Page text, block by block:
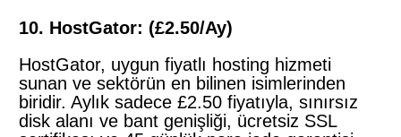
10. HostGator: (£2.50/Ay)
HostGator, uygun fiyatlı hosting hizmeti
sunan ve sektörün en bilinen isimlerinden
biridir. Aylık sadece £2.50 fiyatıyla, sınırsız
disk alanı ve bant genişliği, ücretsiz SSL